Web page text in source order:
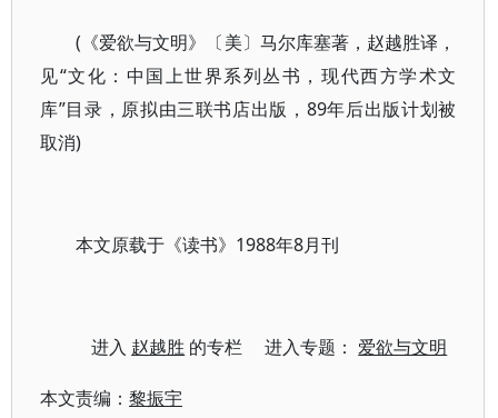
(《爱欲与文明》〔美〕马尔库塞著，赵越胜译，
见“文化：中国上世界系列丛书，现代西方学术文
库”目录，原拟由三联书店出版，89年后出版计划被
取消)
本文原载于《读书》1988年8月刊
进入 赵越胜 的专栏 进入专题：爱欲与文明
本文责编： 黎振宇